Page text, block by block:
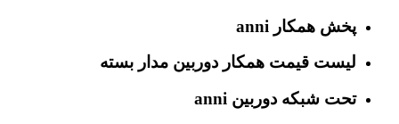
پخش همکار anni
لیست قیمت همکار دوربین مدار بسته
تحت شبکه دوربین anni